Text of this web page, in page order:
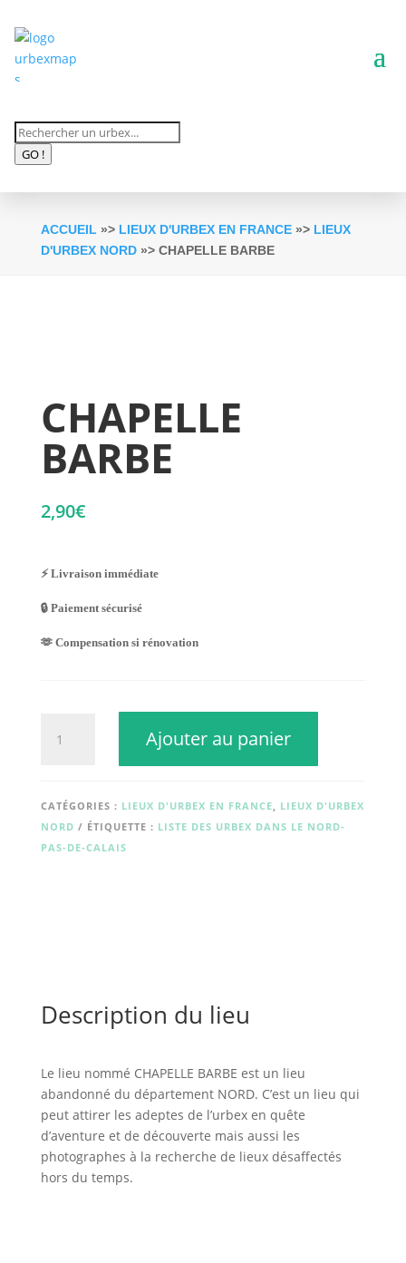
Recherche
deGO !
ACCUEIL »> LIEUX D'URBEX EN FRANCE»> LIEUX
D'URBEX NORD»> CHAPELLE BARBE
CHAPELLE
BARBE
2,90€
⚡ Livraison immédiate
🔒 Paiement sécurisé
🫶 Compensation si rénovation
Ajouter au panier
CATÉGORIES : LIEUX D'URBEX EN FRANCE, LIEUX D'URBEX
NORD
ÉTIQUETTE : LISTE DES URBEX DANS LE NORD-
PAS-DE-CALAIS
Description du lieu
Le lieu nommé CHAPELLE BARBE est un lieu
abandonné du département NORD. C’est un lieu qui
peut attirer les adeptes de l’urbex en quête
d’aventure et de découverte mais aussi les
photographes à la recherche de lieux désaffectés
hors du temps.